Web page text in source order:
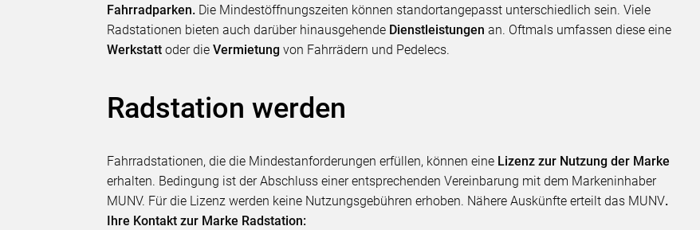
Fahrradparken. Die Mindestöffnungszeiten können standortangepasst unterschiedlich sein. Viele
Radstationen bieten auch darüber hinausgehende Dienstleistungenan. Oftmals umfassen diese eine
Werkstattoder dieVermietungvon Fahrrädern und Pedelecs.
Radstation werden
Fahrradstationen, die die Mindestanforderungen erfüllen, können eine Lizenz zur Nutzung der Marke
erhalten. Bedingung ist der Abschluss einer entsprechenden Vereinbarung mit dem Markeninhaber
MUNV. Für die Lizenz werden keine Nutzungsgebühren erhoben. Nähere Auskünfte erteilt das MUNV.
Ihre Kontakt zur Marke Radstation: